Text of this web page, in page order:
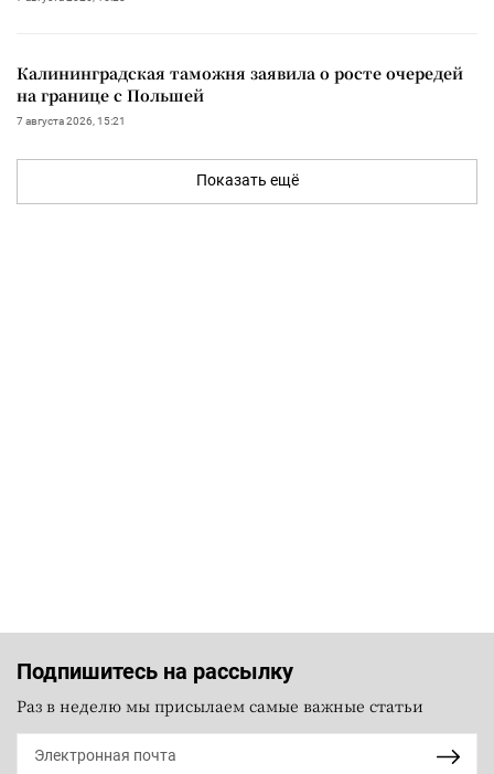
Калининградская таможня заявила о росте очередей
на границе с Польшей
7 августа 2026, 15:21
Показать ещё
Подпишитесь на рассылку
Раз в неделю мы присылаем самые важные статьи